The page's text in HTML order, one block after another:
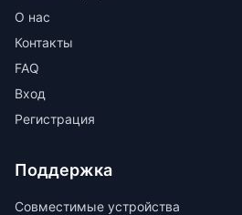
О нас
Контакты
FAQ
Вход
Регистрация
Поддержка
Совместимые устройства